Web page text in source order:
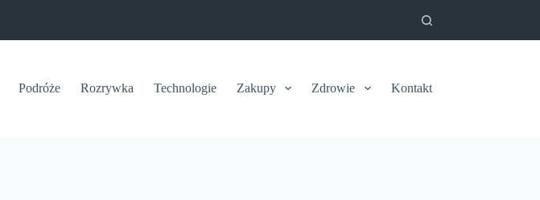
Podróże Rozrywka Technologie Zakupy Zdrowie Kontakt